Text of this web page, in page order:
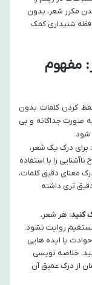
مکرر شعر، بدون
شنیداری کمک
مفهوم
کردن کلمات بدون
صورت جداگانه و بی
شود.
برای درک یک شعر،
را با استفاده
معنای دقیق کلمات،
تری داشته
کنید: هر شعر،
روایت نشود.
یا ایده هایی
خلاصه نویسی
از درک عمیق آن